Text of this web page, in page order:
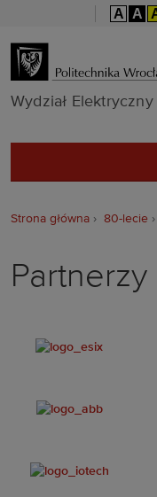
A A
Wydział Elektryczny
Strona główna 80-lecie
Partnerzy